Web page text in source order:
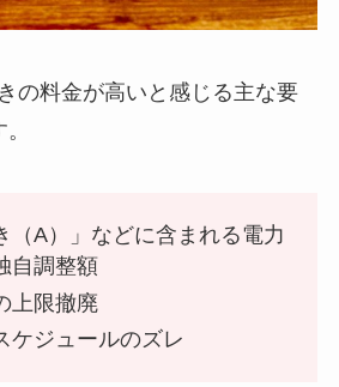
の料金が高いと感じる主な要
（A）」などに含まれる電力
自調整額
上限撤廃
ケジュールのズレ